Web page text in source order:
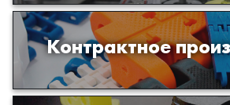
Контрактное
Производство изделий
и полимеров по